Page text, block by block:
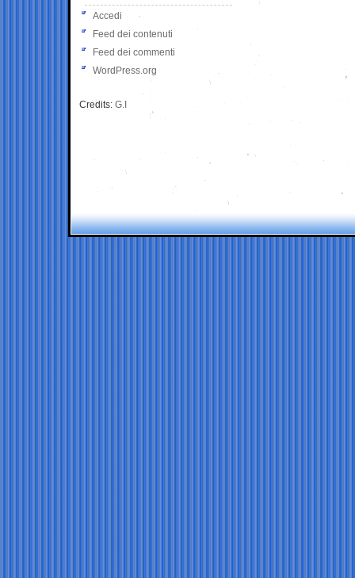
Accedi
Feed dei contenuti
Feed dei commenti
WordPress.org
Credits: G.I